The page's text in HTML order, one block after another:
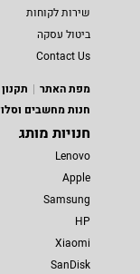
שירות לקוחות
ביטול עסקה
Contact Us
מפת האתר
תקנון
חנות מחשבים
חנויות מותג
Lenovo
Apple
Samsung
HP
Xiaomi
SanDisk